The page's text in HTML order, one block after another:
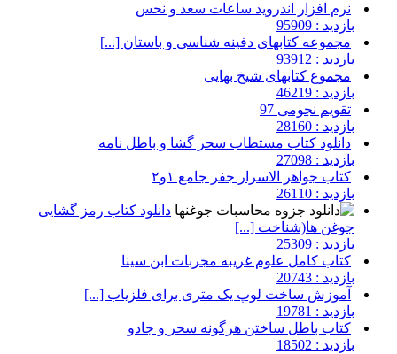
نرم افزار اندروید ساعات سعد و نحس
بازدید : 95909
مجموعه کتابهای دفینه شناسی و باستان [...]
بازدید : 93912
مجموع کتابهای شیخ بهایی
بازدید : 46219
تقویم نجومی 97
بازدید : 28160
دانلود کتاب مستطاب سحر گشا و باطل نامه
بازدید : 27098
کتاب جواهر الاسرار جفر جامع ۱و۲
بازدید : 26110
دانلود کتاب رمز گشایی
جوغن ها(شناخت [...]
بازدید : 25309
کتاب کامل علوم غریبه مجربات ابن سینا
بازدید : 20743
آموزش ساخت لوپ یک متری برای فلزیاب [...]
بازدید : 19781
کتاب باطل ساختن هرگونه سحر و جادو
بازدید : 18502